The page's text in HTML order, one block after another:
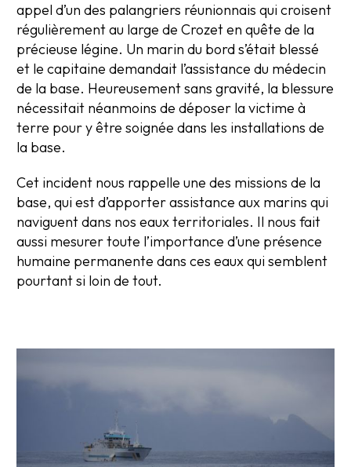
appel d’un des palangriers réunionnais qui croisent
régulièrement au large de Crozet en quête de la
précieuse légine. Un marin du bord s’était blessé
et le capitaine demandait l’assistance du médecin
de la base. Heureusement sans gravité, la blessure
nécessitait néanmoins de déposer la victime à
terre pour y être soignée dans les installations de
la base.
Cet incident nous rappelle une des missions de la
base, qui est d’apporter assistance aux marins qui
naviguent dans nos eaux territoriales. Il nous fait
aussi mesurer toute l’importance d’une présence
humaine permanente dans ces eaux qui semblent
pourtant si loin de tout.